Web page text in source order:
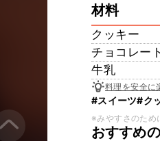
材料
クッキー
チョコレート
牛乳
料理を安全に
#スイーツ#ク
※みやすさのため
おすすめ